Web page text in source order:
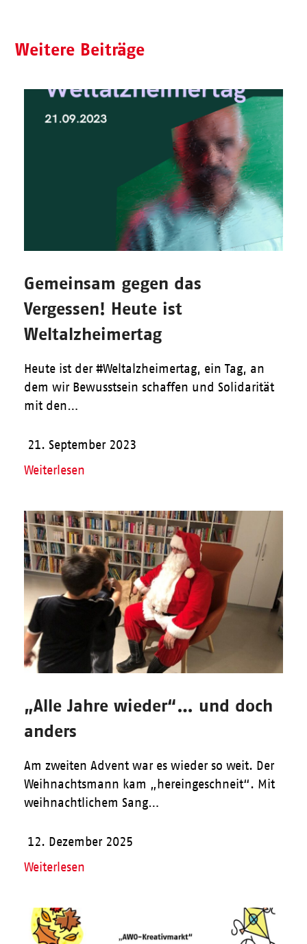
Weitere Beiträge
Gemeinsam gegen das
Vergessen! Heute ist
Weltalzheimertag
Heute ist der #Weltalzheimertag, ein Tag, an
dem wir Bewusstsein schaffen und Solidarität
mit den…
21. September 2023
Weiterlesen
„Alle Jahre wieder“… und doch
anders
Am zweiten Advent war es wieder so weit. Der
Weihnachtsmann kam „hereingeschneit“. Mit
weihnachtlichem Sang…
12. Dezember 2025
Weiterlesen